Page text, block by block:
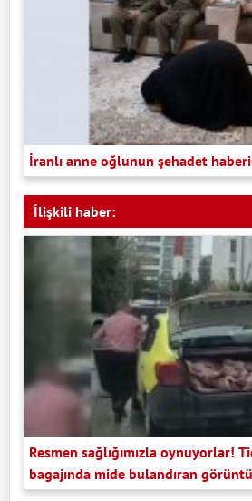
İranlı anne oğlunun şehadet
İlişkili haber:
Resmen sağlığımızla oynuyorlar!
bagajında mide bulandıran görüntü